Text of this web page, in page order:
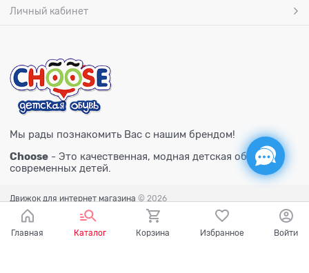
Личный кабинет
Мы рады познакомить Вас с нашим брендом!
Choose - Это качественная, модная детская обувь для
современных детей.
Движок для интернет магазина © 2026
Главная Каталог Корзина Избранное Войти